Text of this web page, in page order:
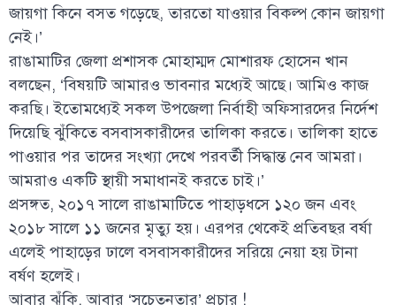
জায়গা কিনে বসত গড়েছে, তারতো যাওয়ার বিকল্প কোন জায়গা
নেই।’
রাঙামাটির জেলা প্রশাসক মোহাম্মদ মোশারফ হোসেন খান
বলছেন, ‘বিষয়টি আমারও ভাবনার মধ্যেই আছে। আমিও কাজ
করছি। ইতোমধ্যেই সকল উপজেলা নির্বাহী অফিসারদের নির্দেশ
দিয়েছি ঝুঁকিতে বসবাসকারীদের তালিকা করতে। তালিকা হাতে
পাওয়ার পর তাদের সংখ্যা দেখে পরবর্তী সিদ্ধান্ত নেব আমরা।
আমরাও একটি স্থায়ী সমাধানই করতে চাই।’
প্রসঙ্গত, ২০১৭ সালে রাঙামাটিতে পাহাড়ধসে ১২০ জন এবং
২০১৮ সালে ১১ জনের মৃত্যু হয়। এরপর থেকেই প্রতিবছর বর্ষা
এলেই পাহাড়ের ঢালে বসবাসকারীদের সরিয়ে নেয়া হয় টানা
বর্ষণ হলেই।
আবার ঝুঁকি, আবার ‘সচেতনতার’ প্রচার !